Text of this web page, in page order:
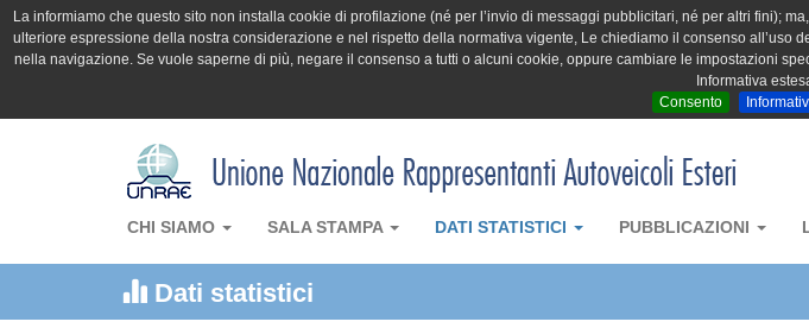
La informiamo che questo sito non installa cookie di profilazione (né per l’invio di messaggi pubblicitari, né per altri fini);
ulteriore espressione della nostra considerazione e nel rispetto della normativa vigente, Le chiediamo il consenso all’uso
nella navigazione. Se vuole saperne di più, negare il consenso a tutti o alcuni cookie, oppure cambiare le impostazioni
Informativa
Consento
CHI SIAMO SALA STAMPA DATI STATISTICI PUBBLICAZIONI
Dati statistici